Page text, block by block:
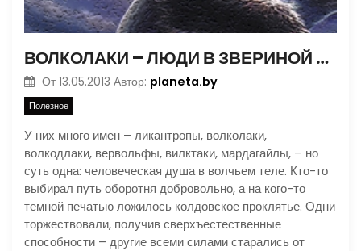
ВОЛКОЛАКИ – ЛЮДИ В ЗВЕРИНОЙ ШКУРЕ
От 13.05.2013 Автор: planeta.by
Полезное
У них много имен – ликантропы, волколаки,
волкодлаки, вервольфы, вилктаки, мардагайлы, – но
суть одна: человеческая душа в волчьем теле. Кто-то
выбирал путь оборотня добровольно, а на кого-то
темной печатью ложилось колдовское проклятье. Одни
торжествовали, получив сверхъестественные
способности – другие всеми силами старались от